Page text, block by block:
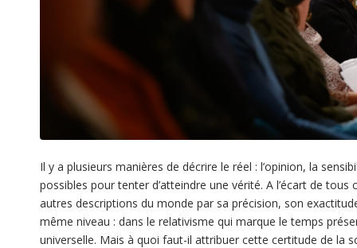
Il y a plusieurs manières de décrire le réel : l’opinion, la
possibles pour tenter d’atteindre une vérité. A l’écart de
autres descriptions du monde par sa précision, son
même niveau : dans le relativisme qui marque le temps
universelle. Mais à quoi faut-il attribuer cette certitude de la